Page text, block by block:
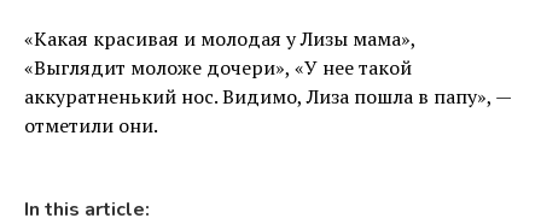
«Какая красивая и молодая у Лизы мама»,
«Выглядит моложе дочери», «У нее такой
аккуратненький нос. Видимо, Лиза пошла в папу», —
отметили они.
In this article: